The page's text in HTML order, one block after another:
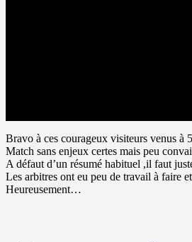
Bravo à ces courageux visiteurs venus à
Match sans enjeux certes mais peu
A défaut d’un résumé habituel ,il faut
Les arbitres ont eu peu de travail à faire
Heureusement…